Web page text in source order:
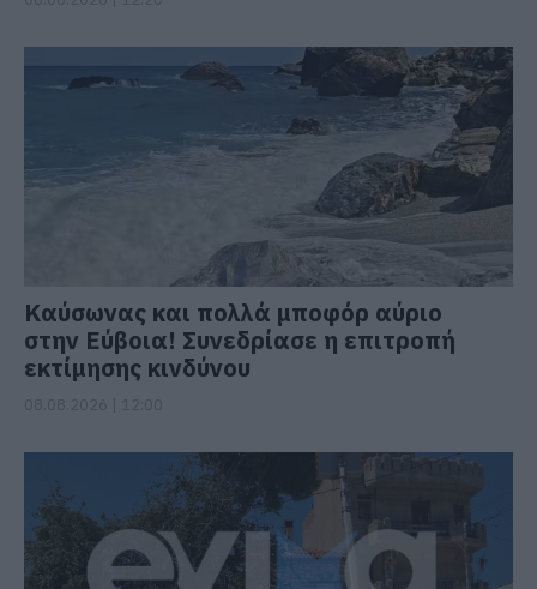
Καύσωνας και πολλά μποφόρ αύριο
στην Εύβοια! Συνεδρίασε η επιτροπή
εκτίμησης κινδύνου